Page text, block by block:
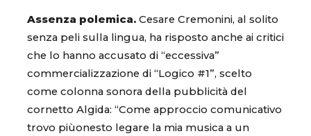
Assenza polemica. Cesare Cremonini, al solito
senza peli sulla lingua, ha risposto anche ai critici
che lo hanno accusato di “eccessiva”
commercializzazione di “Logico #1”, scelto
come colonna sonora della pubblicità del
cornetto Algida: “Come approccio comunicativo
trovo piùonesto legare la mia musica a un